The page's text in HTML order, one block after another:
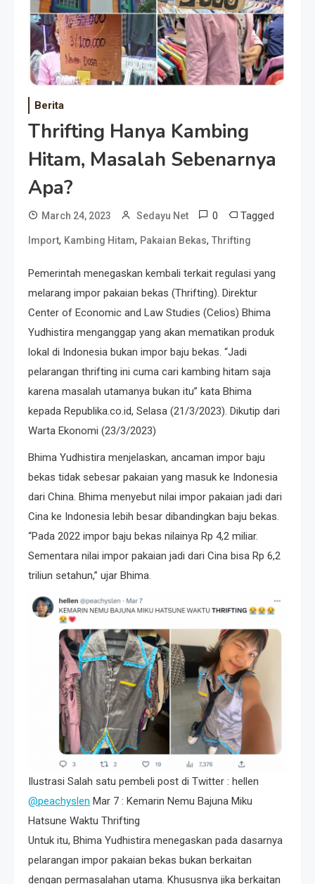
Berita
Thrifting Hanya Kambing
Hitam, Masalah Sebenarnya
Apa?
March 24, 2023 Sedayu Net 0 Tagged
Import, Kambing Hitam, Pakaian Bekas, Thrifting
Pemerintah menegaskan kembali terkait regulasi yang
melarang impor pakaian bekas (Thrifting). Direktur
Center of Economic and Law Studies (Celios) Bhima
Yudhistira menganggap yang akan mematikan produk
lokal di Indonesia bukan impor baju bekas. “Jadi
pelarangan thrifting ini cuma cari kambing hitam saja
karena masalah utamanya bukan itu” kata Bhima
kepada Republika.co.id, Selasa (21/3/2023). Dikutip dari
Warta Ekonomi (23/3/2023)
Bhima Yudhistira menjelaskan, ancaman impor baju
bekas tidak sebesar pakaian yang masuk ke Indonesia
dari China. Bhima menyebut nilai impor pakaian jadi dari
Cina ke Indonesia lebih besar dibandingkan baju bekas.
“Pada 2022 impor baju bekas nilainya Rp 4,2 miliar.
Sementara nilai impor pakaian jadi dari Cina bisa Rp 6,2
triliun setahun,” ujar Bhima.
Ilustrasi Salah satu pembeli post di Twitter : hellen
@peachyslen Mar 7 : Kemarin Nemu Bajuna Miku
Hatsune Waktu Thrifting
Untuk itu, Bhima Yudhistira menegaskan pada dasarnya
pelarangan impor pakaian bekas bukan berkaitan
dengan permasalahan utama. Khususnya jika berkaitan